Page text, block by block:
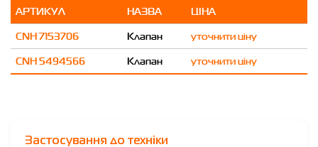
АРТИКУЛ НАЗВА
ЦІНА
CNH 7153706
Клапан
уточнити ціну
CNH 5494566
Клапан уточнити ціну
Застосування до техніки